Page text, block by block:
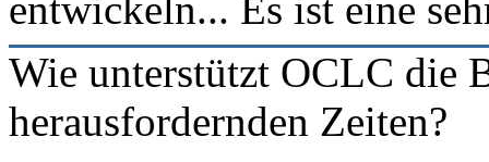
Wie unterstützt OCLC die
herausfordernden Zeiten?